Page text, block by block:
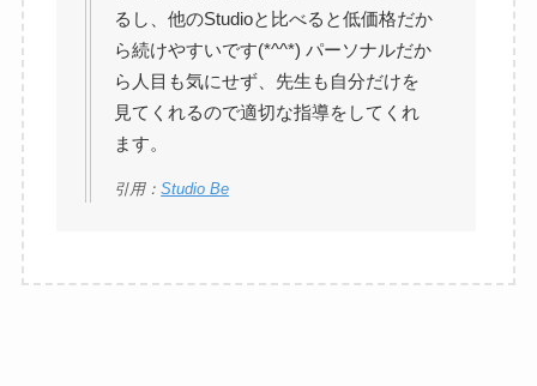
るし、他のStudioと比べると低価格だか
ら続けやすいです(*^^*) パーソナルだか
ら人目も気にせず、先生も自分だけを
見てくれるので適切な指導をしてくれ
ます。
引用：Studio Be